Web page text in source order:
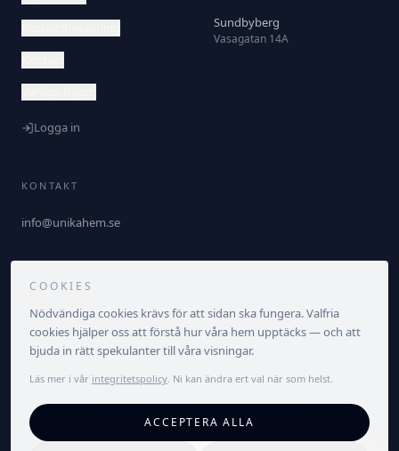
Logga in
Sundbyberg
Vasagatan 14A
KONTAKT
info@unikahem.se
IntegritetspolicyVillkorCookieinställningar
COOKIES
Nödvändiga cookies krävs för att sidan ska fungera. Valfria
cookies hjälper oss att förstå hur våra hem upptäcks — och att
bjuda in rätt spekulanter till våra visningar.
Läs mer i vår integritetspolicy. Ni kan ändra ert val när som helst.
ACCEPTERA ALLA